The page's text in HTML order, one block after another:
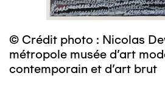
© Crédit photo : Nicolas
métropole musée d’art
contemporain et d’art brut